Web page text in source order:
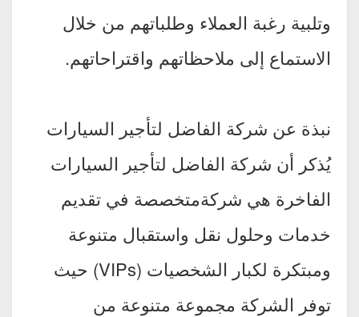
وتلبية رغبة العملاء وطلباتهم من خلال
الاستماع إلى ملاحظاتهم واقتراحاتهم.
نبذة عن شركة الفاضل لتأجير السيارات
يُذكر أن شركة الفاضل لتأجير السيارات
الفاخرة هي شركةمتخصصة في تقديم
خدمات وحلول نقل واستقبال متنوعة
ومبتكرة لكبار الشخصيات (VIPs) حيث
توفر الشركة مجموعة متنوعة من